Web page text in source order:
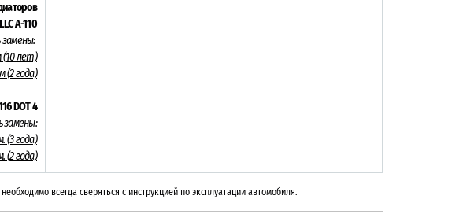
LLC A-110
(10 лет)
(2 года)
DOT 4
замены:
(3 года)
(2 года)
всегда сверяться с инструкцией по эксплуатации автомобиля.